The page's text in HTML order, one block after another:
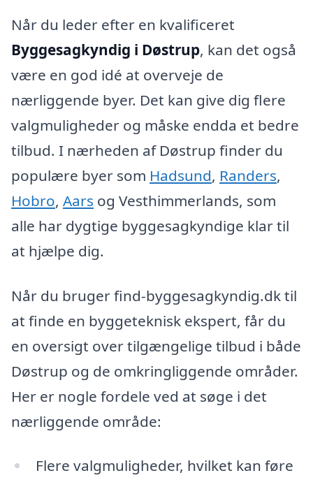
Når du leder efter en kvalificeret
Byggesagkyndig i Døstrup, kan det også
være en god idé at overveje de
nærliggende byer. Det kan give dig flere
valgmuligheder og måske endda et bedre
tilbud. I nærheden af Døstrup finder du
populære byer som Hadsund, Randers,
Hobro, Aars og Vesthimmerlands, som
alle har dygtige byggesagkyndige klar til
at hjælpe dig.
Når du bruger find-byggesagkyndig.dk til
at finde en byggeteknisk ekspert, får du
en oversigt over tilgængelige tilbud i både
Døstrup og de omkringliggende områder.
Her er nogle fordele ved at søge i det
nærliggende område:
Flere valgmuligheder, hvilket kan føre